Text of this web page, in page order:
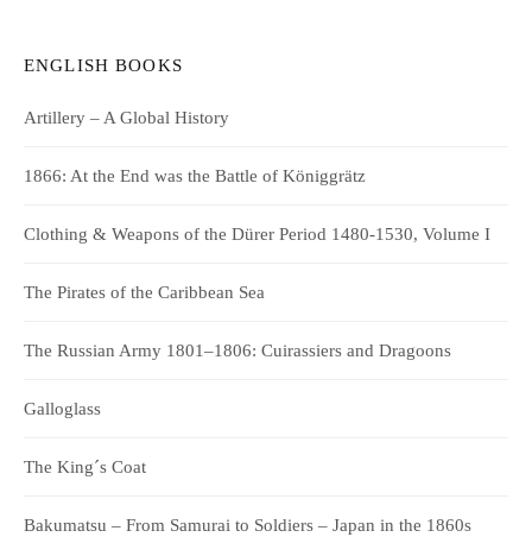
ENGLISH BOOKS
Artillery – A Global History
1866: At the End was the Battle of Königgrätz
Clothing & Weapons of the Dürer Period 1480-1530, Volume I
The Pirates of the Caribbean Sea
The Russian Army 1801–1806: Cuirassiers and Dragoons
Galloglass
The King´s Coat
Bakumatsu – From Samurai to Soldiers – Japan in the 1860s